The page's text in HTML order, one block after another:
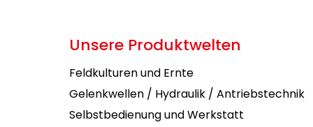
Unsere Produktwelten
Feldkulturen und Ernte
Gelenkwellen / Hydraulik / Antriebstechnik
Selbstbedienung und Werkstatt